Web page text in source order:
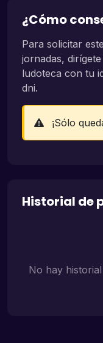
¿Cómo
Para solicitar
jornadas,
ludoteca con tu
dni.
¡Sólo
Historial de
No hay